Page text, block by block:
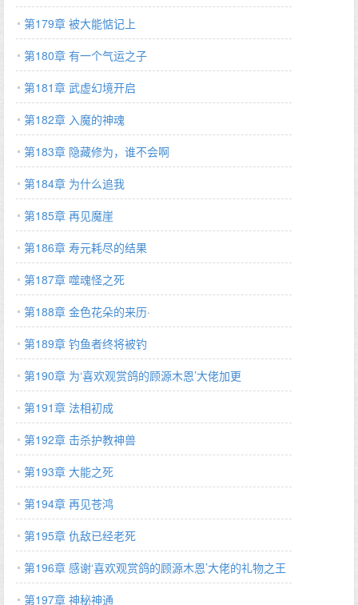
第179章 被大能惦记上
第180章 有一个气运之子
第181章 武虚幻境开启
第182章 入魔的神魂
第183章 隐藏修为，谁不会啊
第184章 为什么追我
第185章 再见魔崖
第186章 寿元耗尽的结果
第187章 噬魂怪之死
第188章 金色花朵的来历·
第189章 钓鱼者终将被钓
第190章 为‘喜欢观赏鸽的顾源木恩’大佬加更
第191章 法相初成
第192章 击杀护教神兽
第193章 大能之死
第194章 再见苍鸿
第195章 仇敌已经老死
第196章 感谢‘喜欢观赏鸽的顾源木恩’大佬的礼物之王
第197章 神秘神通